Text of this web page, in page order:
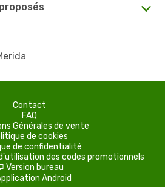
Contact
FAQ
Générales de vente
de cookies
de confidentialité
des codes promotionnels
Version bureau
Android